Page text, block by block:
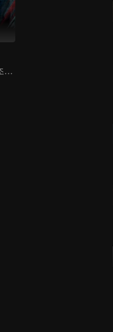
초능력 소년, 마음 조종술로 인생 역전